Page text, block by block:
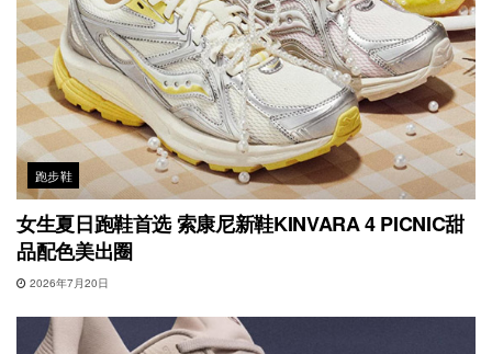
跑步鞋
女生夏日跑鞋首选 索康尼新鞋KINVARA 4 PICNIC甜
品配色美出圈
2026年7月20日